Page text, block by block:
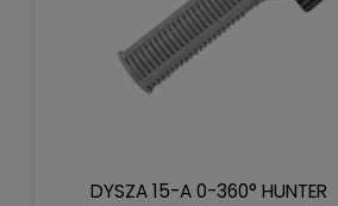
DYSZA 15-A 0-360° HUNTER